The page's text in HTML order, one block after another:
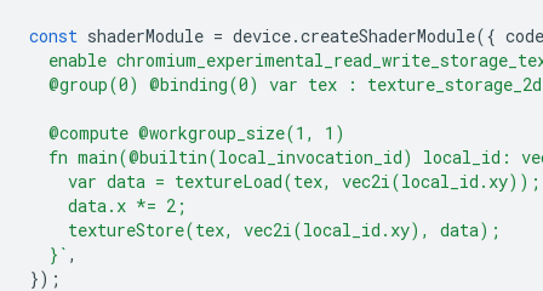
const shaderModule = device.createShaderModule({ code
enable
@group(0) @binding(0) var tex :
  @compute @workgroup_size(1, 1)
fn main(@builtin(local_invocation_id) local_id:
    var data = textureLoad(tex, vec2i(local_id.xy));
    data.x *= 2;
    textureStore(tex, vec2i(local_id.xy), data);
  }`
,
});